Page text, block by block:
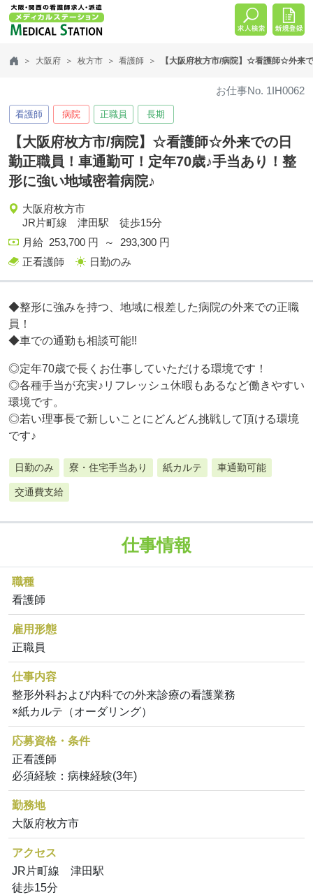
大阪府 枚方市 看護師 【大阪府枚方市/病院】☆看護師☆外来
お仕事No. 1IH0062
看護師 病院 正職員 長期
【大阪府枚方市/病院】☆看護師☆外来での日
勤正職員！車通勤可！定年70歳♪手当あり！整
形に強い地域密着病院♪
大阪府枚方市
JR片町線 津田駅 徒歩15分
月給 253,700 円 ～ 293,300 円
正看護師
日勤のみ
◆整形に強みを持つ、地域に根差した病院の外来での正職
員！
◆車での通勤も相談可能!!
◎定年70歳で長くお仕事していただける環境です！
◎各種手当が充実♪リフレッシュ休暇もあるなど働きやすい
環境です。
◎若い理事長で新しいことにどんどん挑戦して頂ける環境
です♪
日勤のみ 寮・住宅手当あり 紙カルテ 車通勤可能
交通費支給
仕事情報
職種
看護師
雇用形態
正職員
仕事内容
整形外科および内科での外来診療の看護業務
※紙カルテ（オーダリング）
応募資格・条件
正看護師
必須経験：病棟経験(3年)
勤務地
大阪府枚方市
アクセス
JR片町線 津田駅
徒歩15分